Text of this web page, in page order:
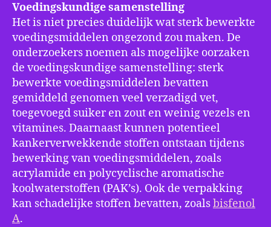
Voedingskundige samenstelling
Het is niet precies duidelijk wat sterk bewerkte
voedingsmiddelen ongezond zou maken. De
onderzoekers noemen als mogelijke oorzaken
de voedingskundige samenstelling: sterk
bewerkte voedingsmiddelen bevatten
gemiddeld genomen veel verzadigd vet,
toegevoegd suiker en zout en weinig vezels en
vitamines. Daarnaast kunnen potentieel
kankerverwekkende stoffen ontstaan tijdens
bewerking van voedingsmiddelen, zoals
acrylamide en polycyclische aromatische
koolwaterstoffen (PAK’s). Ook de verpakking
kan schadelijke stoffen bevatten, zoalsbisfenol
A.